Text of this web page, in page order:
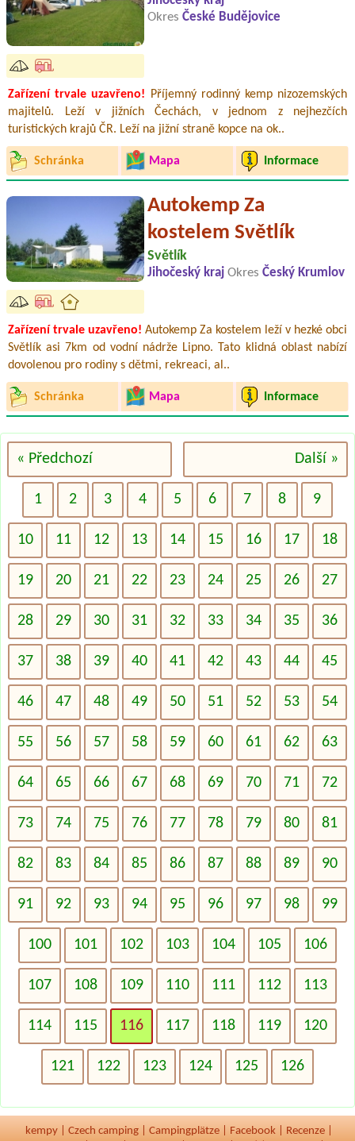
Okres České Budějovice
Zařízení trvale uzavřeno! Příjemný rodinný kemp nizozemských
majitelů. Leží v jižních Čechách, v jednom z nejhezčích
turistických krajů ČR. Leží na jižní straně kopce na ok..
Schránka Mapa Informace
Autokemp Za
kostelem Světlík
Světlík
Jihočeský kraj Okres Český Krumlov
Zařízení trvale uzavřeno! Autokemp Za kostelem leží v hezké obci
Světlík asi 7km od vodní nádrže Lipno. Tato klidná oblast nabízí
dovolenou pro rodiny s dětmi, rekreaci, al..
Schránka Mapa Informace
« Předchozí Další »
1 2 3 4 5 6 7 8 9
10 11 12 13 14 15 16 17 18
19 20 21 22 23 24 25 26 27
28 29 30 31 32 33 34 35 36
37 38 39 40 41 42 43 44 45
46 47 48 49 50 51 52 53 54
55 56 57 58 59 60 61 62 63
64 65 66 67 68 69 70 71 72
73 74 75 76 77 78 79 80 81
82 83 84 85 86 87 88 89 90
91 92 93 94 95 96 97 98 99
100 101 102 103 104 105 106
107 108 109 110 111 112 113
114 115 116 117 118 119 120
121 122 123 124 125 126
kempy Czech camping Campingplätze Facebook Recenze